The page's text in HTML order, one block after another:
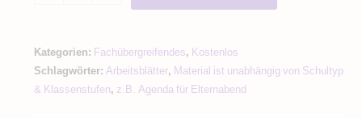
Menge
Kategorien: Fachübergreifendes, Kostenlos
Schlagwörter:Arbeitsblätter, Material ist unabhängig von Schultyp
& Klassenstufen, z.B. Agenda für Elternabend